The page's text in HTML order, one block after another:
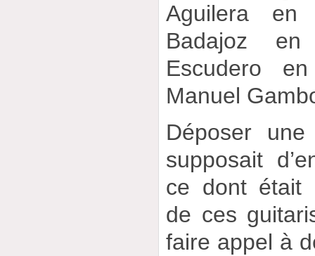
Aguilera
Badajoz
Escudero
Manuel
Déposer
supposait
ce dont était
de ces
faire appel à